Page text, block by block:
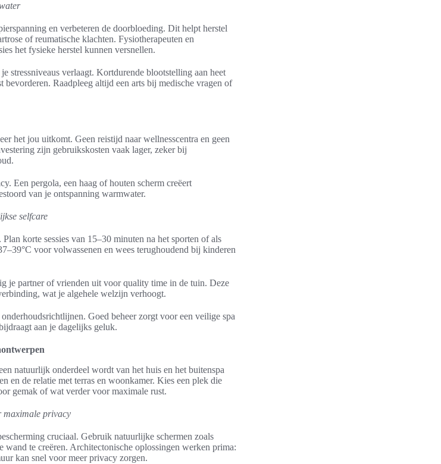
en verbeteren de doorbloeding. Dit helpt herstel
of reumatische klachten. Fysiotherapeuten en
het fysieke herstel kunnen versnellen.
stressniveaus verlaagt. Kortdurende blootstelling aan heet
bevorderen. Raadpleeg altijd een arts bij medische vragen of
het jou uitkomt. Geen reistijd naar wellnesscentra en geen
zijn gebruikskosten vaak lager, zeker bij
Een pergola, een haag of houten scherm creëert
van je ontspanning warmwater.
selfcare
korte sessies van 15–30 minuten na het sporten of als
voor volwassenen en wees terughoudend bij kinderen
je partner of vrienden uit voor quality time in de tuin. Deze
wat je algehele welzijn verhoogt.
Goed beheer zorgt voor een veilige spa
aan je dagelijks geluk.
natuurlijk onderdeel wordt van het huis en het buitenspa
en de relatie met terras en woonkamer. Kies een plek die
gemak of wat verder voor maximale rust.
maximale privacy
cruciaal. Gebruik natuurlijke schermen zoals
wand te creëren. Architectonische oplossingen werken prima:
kan snel voor meer privacy zorgen.